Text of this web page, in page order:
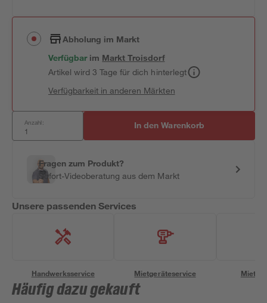
Abholung im Markt
Verfügbar im MarktTroisdorf
Artikel wird 3 Tage für dich hinterlegt
Verfügbarkeit in anderen Märkten
Anzahl: In den Warenkorb
Fragen zum Produkt?
Sofort-Videoberatung aus dem Markt
Unsere passenden Services
Handwerksservice Mietgeräteservice
Häufig dazu gekauft